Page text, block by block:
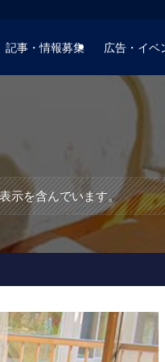
ィブサイト
記事・情報募集 広告・イベ
示を含んでいます。